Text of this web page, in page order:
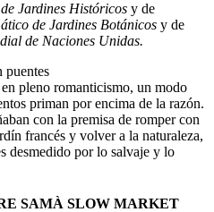
Jardines Históricos y de
de Jardines Botánicos y de
de Naciones Unidas.
puentes
pleno romanticismo, un modo
priman por encima de la razón.
con la premisa de romper con
francés y volver a la naturaleza,
desmedido por lo salvaje y lo
SAMÀ SLOW MARKET